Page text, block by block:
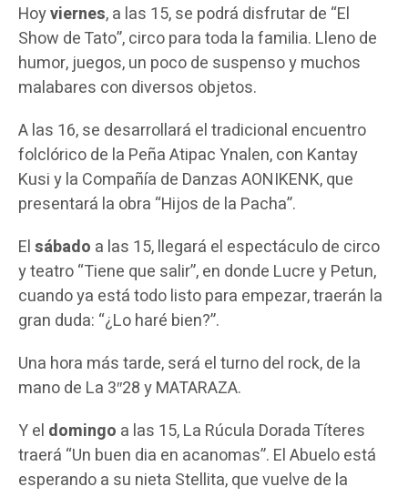
Hoyviernes, a las 15, se podrá disfrutar de “El
Show de Tato”, circo para toda la familia. Lleno de
humor, juegos, un poco de suspenso y muchos
malabares con diversos objetos.
A las 16, se desarrollará el tradicional encuentro
folclórico de la Peña Atipac Ynalen, con Kantay
Kusi y la Compañía de Danzas AONIKENK, que
presentará la obra “Hijos de la Pacha”.
Elsábado a las 15, llegará el espectáculo de circo
y teatro “Tiene que salir”, en donde Lucre y Petun,
cuando ya está todo listo para empezar, traerán la
gran duda: “¿Lo haré bien?”.
Una hora más tarde, será el turno del rock, de la
mano de La 3″28 y MATARAZA.
Y el domingo a las 15, La Rúcula Dorada Títeres
traerá “Un buen dia en acanomas”. El Abuelo está
esperando a su nieta Stellita, que vuelve de la